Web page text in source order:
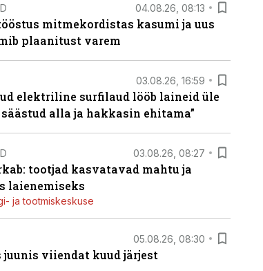
04.08.26, 08:13
mitmekordistas kasumi ja uus
plaanitust varem
03.08.26, 16:59
elektriline surfilaud lööb laineid üle
säästud alla ja hakkasin ehitama”
03.08.26, 08:27
tootjad kasvatavad mahtu ja
laienemiseks
ja tootmiskeskuse
05.08.26, 08:30
juunis viiendat kuud järjest